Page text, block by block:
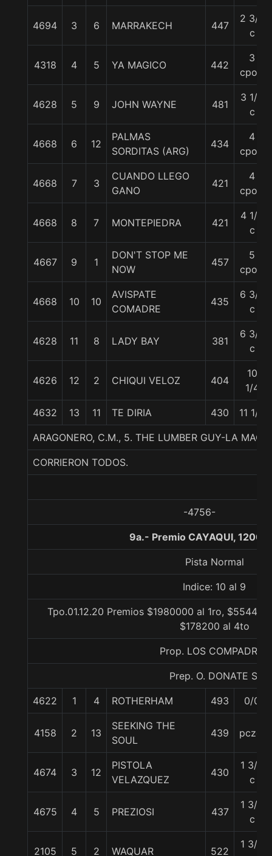
4694 3 6 MARRAKECH 447
2 3/4
c
4318 4 5 YA MAGICO 442
3
cpos.
4628 5 9 JOHN WAYNE 481
3 1/4
c
4668 6 12
PALMAS
SORDITAS (ARG)
434
4
cpos.
4668 7 3
CUANDO LLEGO
GANO
421
4
cpos.
4668 8 7 MONTEPIEDRA 421
4 1/2
c
4667 9 1
DON'T STOP ME
NOW
457
5
cpos.
4668 10 10
AVISPATE
COMADRE
435
6 3/4
c
4628 11 8 LADY BAY 381
6 3/4
c
4626 12 2 CHIQUI VELOZ 404
10
1/4
4632 13 11 TE DIRIA 430 11 1/4
ARAGONERO, C.M., 5. THE LUMBER GUY-LA
CORRIERON TODOS.
-4756-
9a.- Premio CAYAQUI, 1200
Pista Normal
Indice: 10 al 9
Tpo.01.12.20 Premios $1980000 al 1ro,
$178200 al 4to
Prop. LOS COMPADRES
Prep. O. DONATE S.
4622 1 4 ROTHERHAM 493 0/0
4158 2 13
SEEKING THE
SOUL
439 pczo.
4674 3 12
PISTOLA
VELAZQUEZ
430
1 3/4
c
4675 4 5 PREZIOSI 437
1 3/4
c
2105 5 2 WAQUAR 522
1 3/4